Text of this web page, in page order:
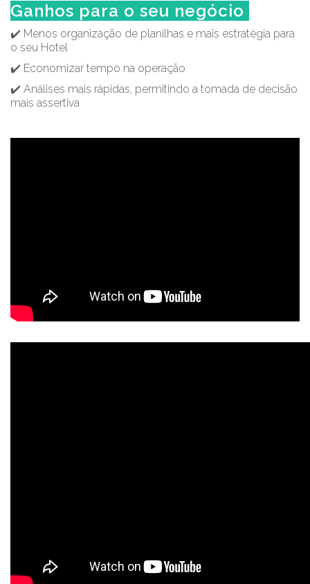
Ganhos para o seu negócio
✔️ Menos organização de planilhas e mais estratégia para
o seu Hotel
✔️ Economizar tempo na operação
✔️ Análises mais rápidas, permitindo a tomada de decisão
mais assertiva